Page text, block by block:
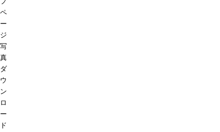
ペ
ー
ジ
写
真
ダ
ウ
ン
ロ
ー
ド